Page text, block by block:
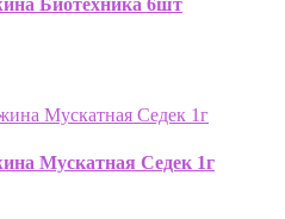
Биотехника 6шт
Мускатная Седек 1г